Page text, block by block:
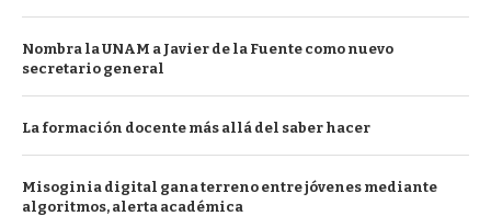
Nombra la UNAM a Javier de la Fuente como nuevo
secretario general
La formación docente más allá del saber hacer
Misoginia digital gana terreno entre jóvenes mediante
algoritmos, alerta académica